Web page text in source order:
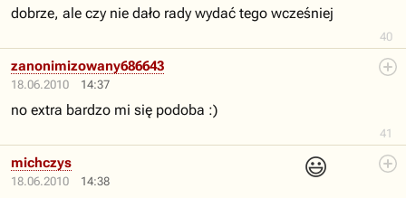
40
dobrze, ale czy nie dało rady wydać tego wcześniej
18.06.2010 14:37
41
zanonimizowany686643
no extra bardzo mi się podoba :)
18.06.2010 14:38
😃
michczys